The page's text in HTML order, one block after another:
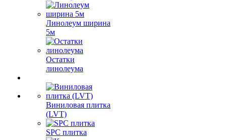
Линолеум ширина
5м
Остатки
линолеума
Виниловая плитка
(LVT)
SPC плитка